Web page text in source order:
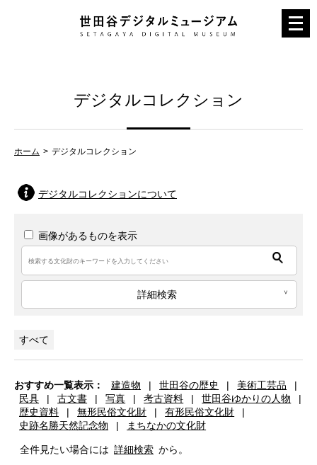
メ
ニ
デジタルコレクション
ホーム デジタルコレクション
デジタルコレクションについて
画像があるものを表示
詳細検索
すべて
おすすめ一覧表示： 建造物 | 世田谷の歴史 | 美術工芸品
|
民具
| 古文書 | 写真 | 考古資料 | 世田谷ゆかりの人物
|
歴史資料
| 無形民俗文化財 | 有形民俗文化財
|
史跡名勝天然記念物
| まちなかの文化財
全件見たい場合には 詳細検索 から。